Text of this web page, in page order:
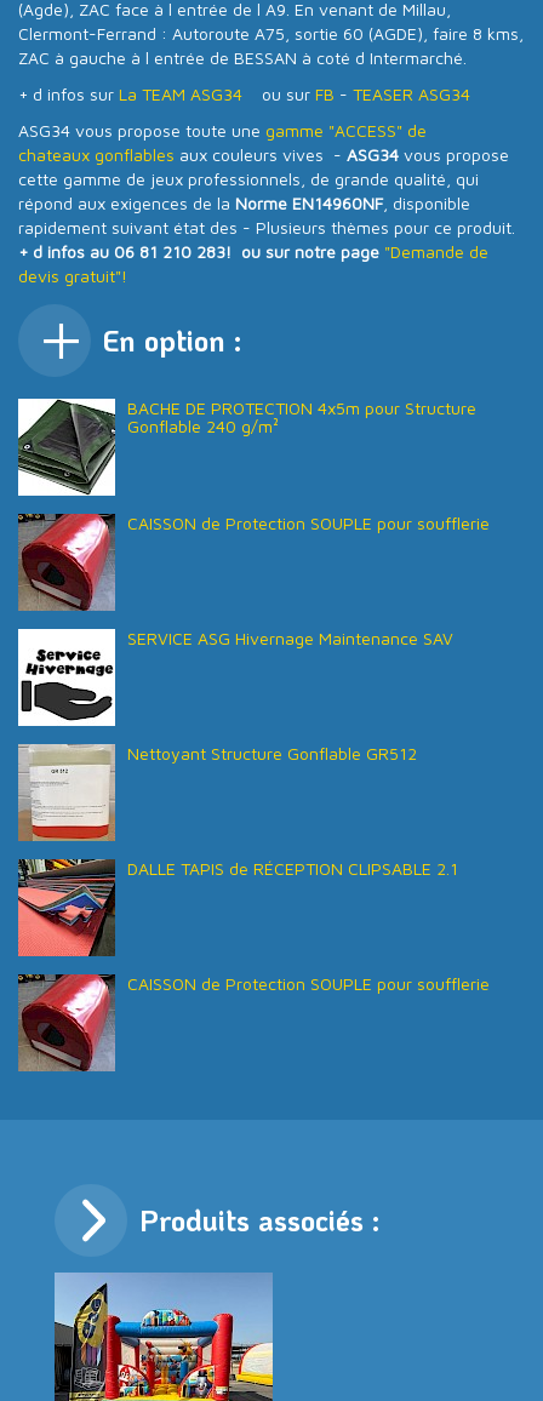
(Agde), ZAC face à l entrée de l A9. En venant de Millau,
Clermont-Ferrand : Autoroute A75, sortie 60 (AGDE), faire 8 kms,
ZAC à gauche à l entrée de BESSAN à coté d Intermarché.
+ d infos sur La TEAM ASG34 ou sur FB - TEASER ASG34
ASG34 vous propose toute une gamme "ACCESS" de
chateaux gonflables aux couleurs vives - ASG34 vous propose
cette gamme de jeux professionnels, de grande qualité, qui
répond aux exigences de la Norme EN14960NF, disponible
rapidement suivant état des - Plusieurs thèmes pour ce produit.
+ d infos au 06 81 210 283! ou sur notre page "Demande de
devis gratuit"!
En option :
BACHE DE PROTECTION 4x5m pour Structure
Gonflable 240 g/m²
CAISSON de Protection SOUPLE pour soufflerie
SERVICE ASG Hivernage Maintenance SAV
Nettoyant Structure Gonflable GR512
DALLE TAPIS de RÉCEPTION CLIPSABLE 2.1
CAISSON de Protection SOUPLE pour soufflerie
Produits associés :